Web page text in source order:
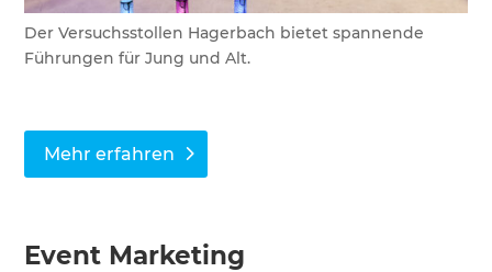
Der Versuchsstollen Hagerbach bietet spannende
Führungen für Jung und Alt.
Mehr erfahren
Event Marketing